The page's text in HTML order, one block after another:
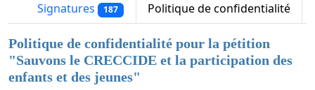
Signatures 187 Politique de confidentialité
Politique de confidentialité pour la pétition
"Sauvons le CRECCIDE et la participation des
enfants et des jeunes"